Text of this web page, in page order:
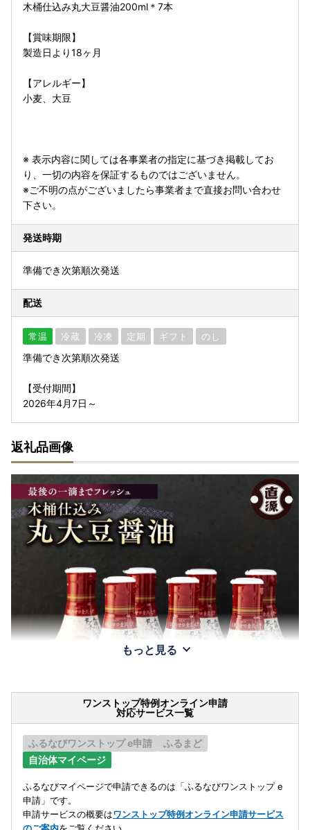
木桶仕込み丸大豆醤油200ml＊7本
【賞味期限】
製造日より18ヶ月
【アレルギー】
小麦、大豆
※ 表示内容に関しては各事業者の指定に基づき掲載してお
り、一切の内容を保証するものではございません。
※ご不明の点がございましたら事業者まで直接お問い合わせ
下さい。
発送時期
準備でき次第順次発送
配送
常温 冷蔵 冷凍 定期 ギフト のし
準備でき次第順次発送
【受付期間】
2026年4月7日～
返礼品画像
もっと見る
ワンストップ特例オンライン申請
対応サービス一覧
ふるなびワンストップ e申請
ふるまど
自治体マイページ
ふるなびマイページで申請できるのは「ふるなびワンストップ e
申請」です。
申請サービスの概要はワンストップ特例オンライン申請サービス